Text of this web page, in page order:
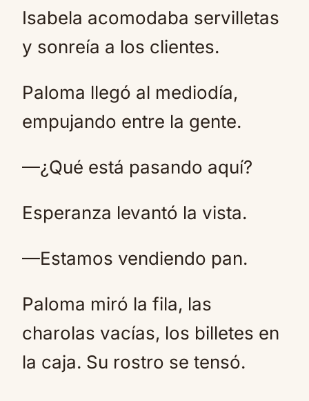
Isabela acomodaba servilletas
y sonreía a los clientes.
Paloma llegó al mediodía,
empujando entre la gente.
—¿Qué está pasando aquí?
Esperanza levantó la vista.
—Estamos vendiendo pan.
Paloma miró la fila, las
charolas vacías, los billetes en
la caja. Su rostro se tensó.